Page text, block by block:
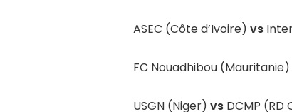
ASEC (Côte d’Ivoire) vs
FC Nouadhibou (Mauritanie)
USGN (Niger) vs DCMP (RD